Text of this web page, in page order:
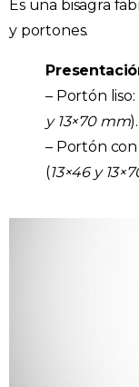
Es una bisagra
y portones.
– Portón
y 13×70 mm).
– Portón
(13×46 y